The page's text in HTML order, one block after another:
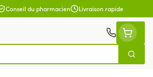
Conseil du pharmacien Livraison rapide